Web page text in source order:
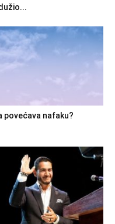
povećava nafaku?